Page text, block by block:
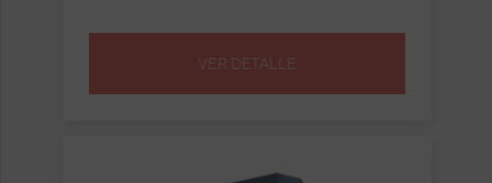
VER DETALLE